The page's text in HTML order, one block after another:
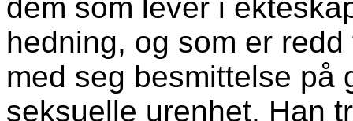
dem som lever i
hedning, og som er
med seg besmittelse på
seksuelle urenhet. Han